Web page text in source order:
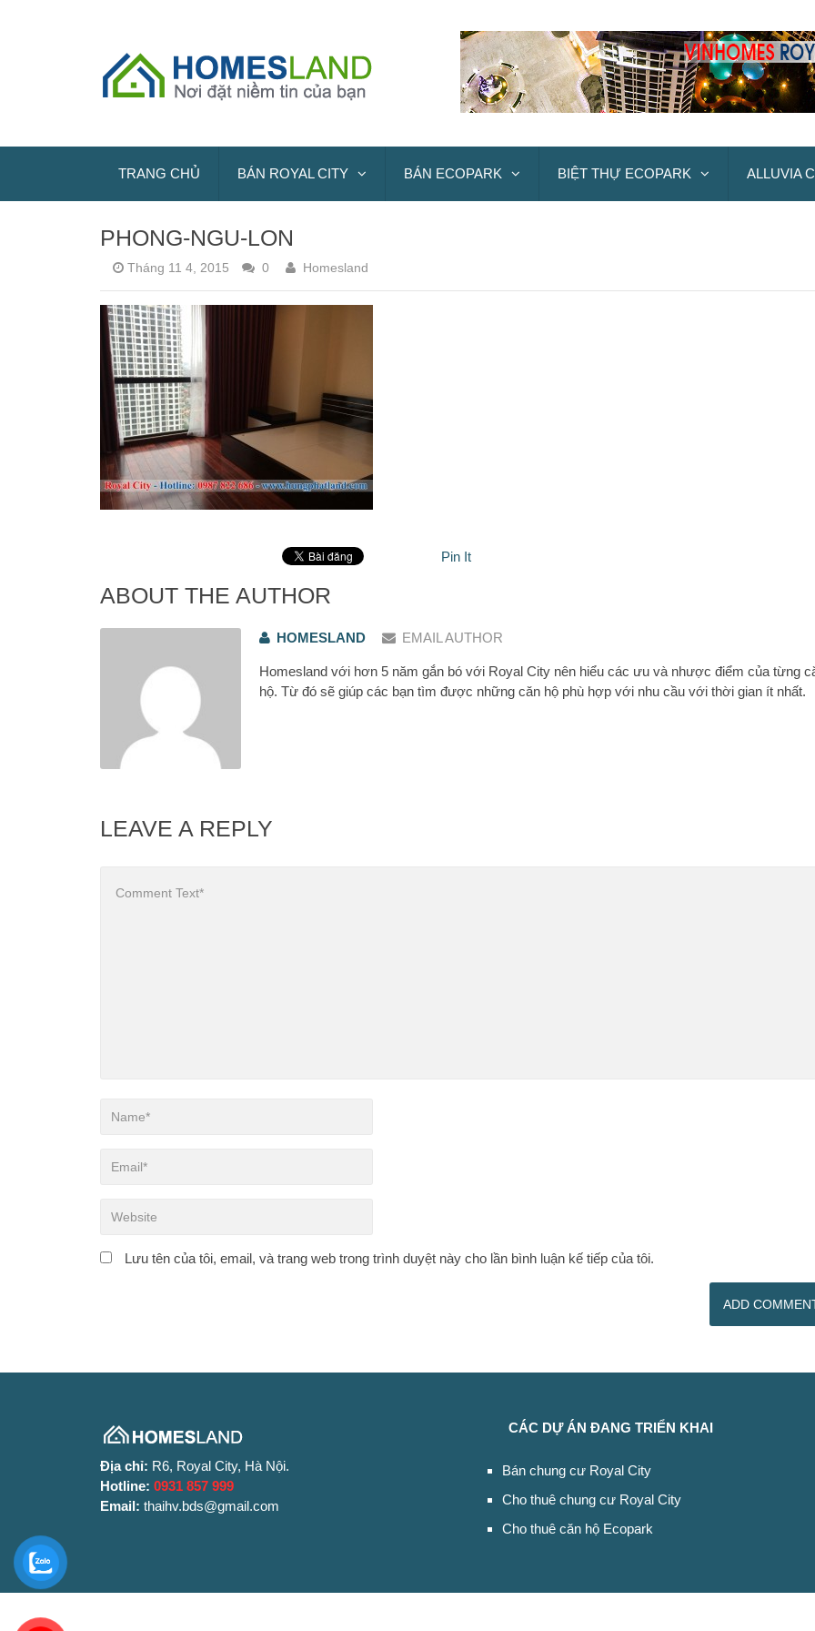
TRANG CHỦ BÁN ROYAL CITY BÁN ECOPARK BIỆT THỰ ECOPARK ALLUVIA
PHONG-NGU-LON
Tháng 11 4, 2015 0 Homesland
Pin It
ABOUT THE AUTHOR
HOMESLAND EMAIL AUTHOR
Homesland với hơn 5 năm gắn bó với Royal City nên hiểu các ưu và nhược điểm của từng
hộ. Từ đó sẽ giúp các bạn tìm được những căn hộ phù hợp với nhu cầu với thời gian ít nhất.
LEAVE A REPLY
Lưu tên của tôi, email, và trang web trong trình duyệt này cho lần bình luận kế tiếp của tôi.
Địa chỉ: R6, Royal City, Hà Nội.
Hotline: 0931 857 999
Email: thaihv.bds@gmail.com
CÁC DỰ ÁN ĐANG TRIỂN KHAI
Bán chung cư Royal City
Cho thuê chung cư Royal City
Cho thuê căn hộ Ecopark